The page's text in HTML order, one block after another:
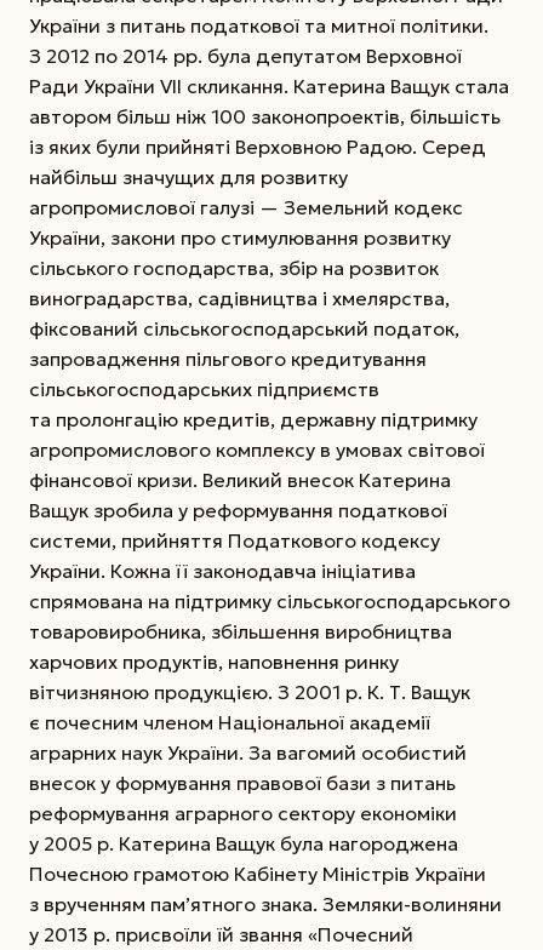
України з питань податкової та митної політики.
З 2012 по 2014 рр. була депутатом Верховної
Ради України VII скликання. Катерина Ващук стала
автором більш ніж 100 законопроектів, більшість
із яких були прийняті Верховною Радою. Серед
найбільш значущих для розвитку
агропромислової галузі — Земельний кодекс
України, закони про стимулювання розвитку
сільського господарства, збір на розвиток
виноградарства, садівництва і хмелярства,
фіксований сільськогосподарський податок,
запровадження пільгового кредитування
сільськогосподарських підприємств
та пролонгацію кредитів, державну підтримку
агропромислового комплексу в умовах світової
фінансової кризи. Великий внесок Катерина
Ващук зробила у реформування податкової
системи, прийняття Податкового кодексу
України. Кожна її законодавча ініціатива
спрямована на підтримку сільськогосподарського
товаровиробника, збільшення виробництва
харчових продуктів, наповнення ринку
вітчизняною продукцією. З 2001 р. К. Т. Ващук
є почесним членом Націо­нальної академії
аграрних наук України. За вагомий особистий
внесок у формування правової бази з питань
реформування аграрного сектору економіки
у 2005 р. Катерина Ващук була нагороджена
Почесною грамотою Кабінету Міністрів України
з врученням пам’ятного знака. Земляки-волиняни
у 2013 р. присвоїли їй звання «Почесний